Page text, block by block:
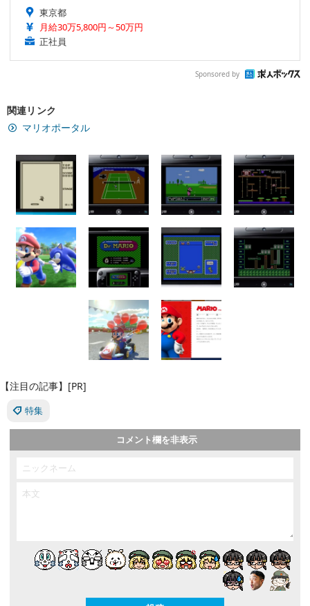
東京都
月給30万5,800円～50万円
正社員
Sponsored by
関連リンク
マリオポータル
【注目の記事】[PR]
特集
コメント欄を非表示